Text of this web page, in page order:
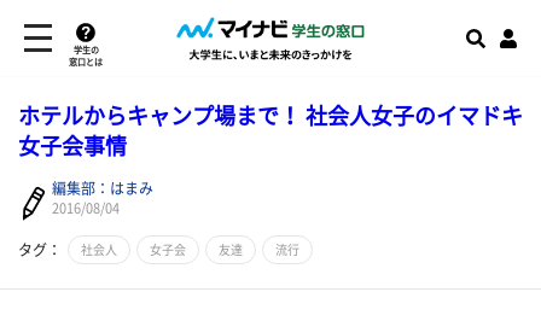
学生の
窓口とは
ホテルからキャンプ場まで！ 社会人女子のイマドキ
女子会事情
編集部：はまみ
2016/08/04
タグ： 社会人 女子会 友達 流行